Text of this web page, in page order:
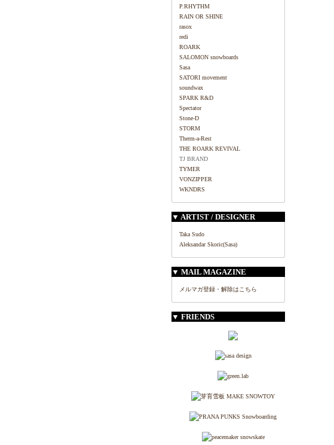
P.RHYTHM
RAIN OR SHINE
rasox
redi
ROARK
SALOMON snowboards
Sasa
SATORI movement
soundwax
SPARK R&D
Spectator
Stone-D
STORM
Therm-a-Rest
THE ROARK REVIVAL
TJ BRAND
TYMER
VONZIPPER
WKNDRS
▼ ARTIST / DESIGNER
Taka Sudo
Aleksandar Skoric(Sasa)
▼ MAIL MAGAZINE
メルマガ登録・解除はこちら
▼ FRIENDS